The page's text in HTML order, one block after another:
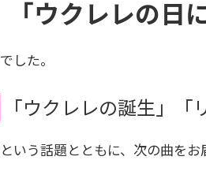
「ウクレレの日
でした。
「ウクレレの誕生」
という話題とともに、次の曲を